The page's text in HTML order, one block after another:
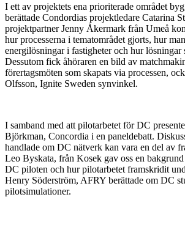
I ett av projektets ena prioriterade området
berättade Condordias projektledare Catarina
projektpartner Jenny Åkermark från Umeå
hur processerna i tematområdet gjorts, hur
energilösningar i fastigheter och hur lösningar
Dessutom fick åhöraren en bild av
förertagsmöten som skapats via processen,
Olfsson, Ignite Sweden synvinkel.
I samband med att pilotarbetet för DC
Björkman, Concordia i en paneldebatt.
handlade om DC nätverk kan vara en del av
Leo Byskata, från Kosek gav oss en
DC piloten och hur pilotarbetet framskridit
Henry Söderström, AFRY berättade om DC
pilotsimulationer.